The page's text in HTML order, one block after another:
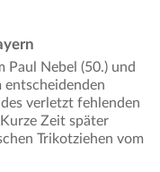
Paul Nebel (50.) und
entscheidenden
verletzt fehlenden
Zeit später
Trikotziehen vom